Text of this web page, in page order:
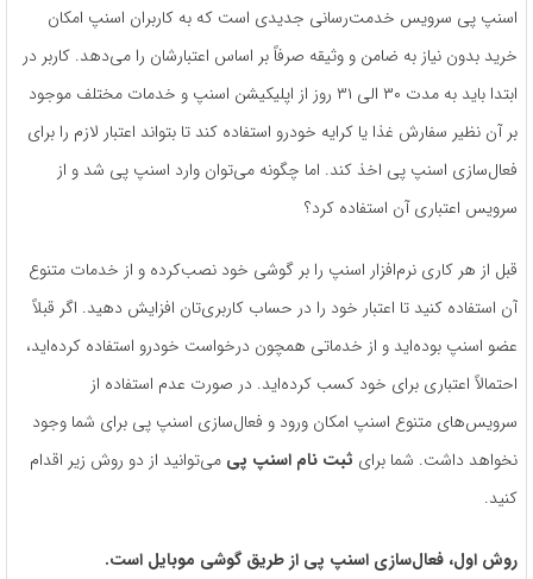
اسنپ پی سرویس خدمت‌رسانی جدیدی است که به کاربران اسنپ امکان
خرید بدون نیاز به ضامن و وثیقه صرفاً بر اساس اعتبارشان را می‌دهد. کاربر در
ابتدا باید به مدت ۳۰ الی ۳۱ روز از اپلیکیشن اسنپ و خدمات مختلف موجود
بر آن نظیر سفارش غذا یا کرایه خودرو استفاده کند تا بتواند اعتبار لازم را برای
فعال‌سازی اسنپ پی اخذ کند. اما چگونه می‌توان وارد اسنپ پی شد و از
سرویس اعتباری آن استفاده کرد؟
قبل از هر کاری نرم‌افزار اسنپ را بر گوشی خود نصب‌کرده و از خدمات متنوع
آن استفاده کنید تا اعتبار خود را در حساب کاربری‌تان افزایش دهید. اگر قبلاً
عضو اسنپ بوده‌اید و از خدماتی همچون درخواست خودرو استفاده کرده‌اید،
احتمالاً اعتباری برای خود کسب کرده‌اید. در صورت عدم استفاده از
سرویس‌های متنوع اسنپ امکان ورود و فعال‌سازی اسنپ پی برای شما وجود
نخواهد داشت. شما برای ثبت‌ نام اسنپ پی می‌توانید از دو روش زیر اقدام
کنید.
روش اول، فعال‌سازی اسنپ پی از طریق گوشی موبایل است.